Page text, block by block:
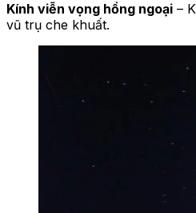
Kính viễn vọng hồng ngoại –
vũ trụ che khuất.